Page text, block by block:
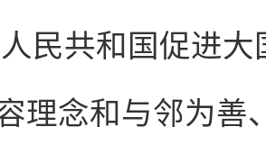
民共和国促进
理念和与邻为善